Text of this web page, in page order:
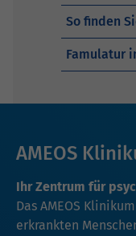
So finden
Famulatur
AMEOS
Ihr Zentrum für
Das AMEOS
erkrankten